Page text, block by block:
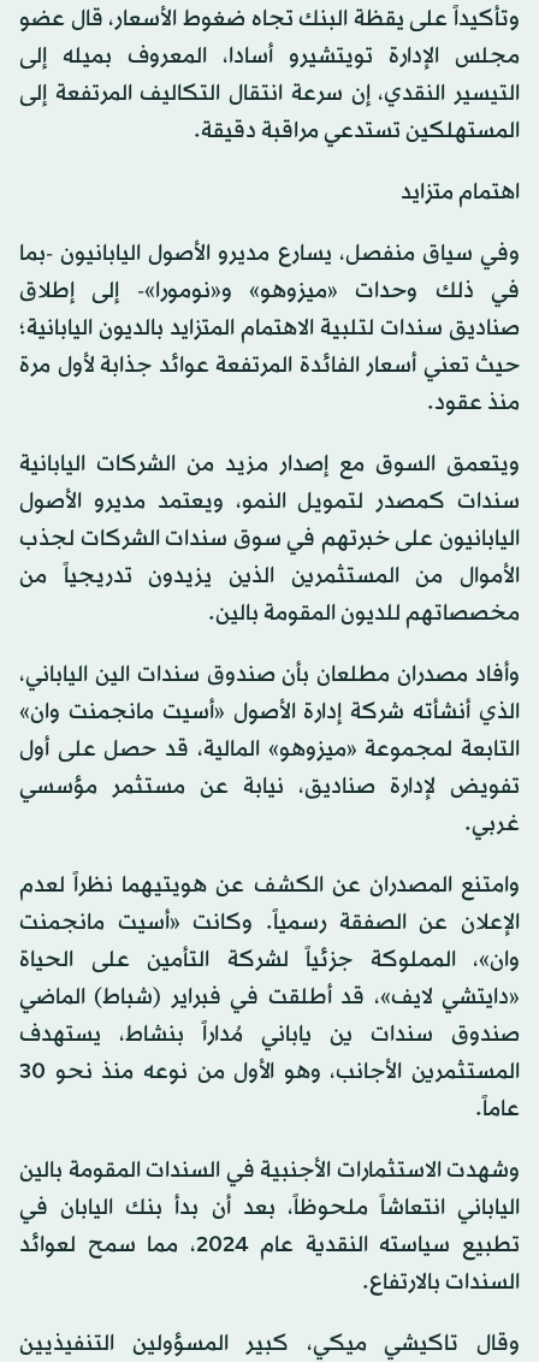
وتأكيداً على يقظة البنك تجاه ضغوط الأسعار، قال عضو
مجلس الإدارة تويتشيرو أسادا، المعروف بميله إلى
التيسير النقدي، إن سرعة انتقال التكاليف المرتفعة إلى
المستهلكين تستدعي مراقبة دقيقة.
اهتمام متزايد
وفي سياق منفصل، يسارع مديرو الأصول اليابانيون -بما
في ذلك وحدات «ميزوهو» و«نومورا»- إلى إطلاق
صناديق سندات لتلبية الاهتمام المتزايد بالديون اليابانية؛
حيث تعني أسعار الفائدة المرتفعة عوائد جذابة لأول مرة
منذ عقود.
ويتعمق السوق مع إصدار مزيد من الشركات اليابانية
سندات كمصدر لتمويل النمو، ويعتمد مديرو الأصول
اليابانيون على خبرتهم في سوق سندات الشركات لجذب
الأموال من المستثمرين الذين يزيدون تدريجياً من
مخصصاتهم للديون المقومة بالين.
وأفاد مصدران مطلعان بأن صندوق سندات الين الياباني،
الذي أنشأته شركة إدارة الأصول «أسيت مانجمنت وان»
التابعة لمجموعة «ميزوهو» المالية، قد حصل على أول
تفويض لإدارة صناديق، نيابة عن مستثمر مؤسسي
غربي.
وامتنع المصدران عن الكشف عن هويتيهما نظراً لعدم
الإعلان عن الصفقة رسمياً. وكانت «أسيت مانجمنت
وان»، المملوكة جزئياً لشركة التأمين على الحياة
«دايتشي لايف»، قد أطلقت في فبراير (شباط) الماضي
صندوق سندات ين ياباني مُداراً بنشاط، يستهدف
المستثمرين الأجانب، وهو الأول من نوعه منذ نحو 30
عاماً.
وشهدت الاستثمارات الأجنبية في السندات المقومة بالين
الياباني انتعاشاً ملحوظاً، بعد أن بدأ بنك اليابان في
تطبيع سياسته النقدية عام 2024، مما سمح لعوائد
السندات بالارتفاع.
وقال تاكيشي ميكي، كبير المسؤولين التنفيذيين